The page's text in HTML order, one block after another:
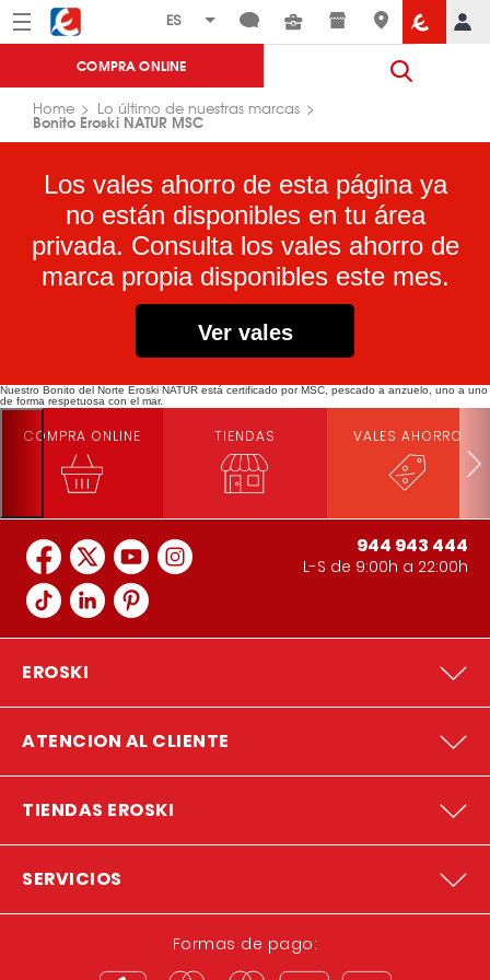
Menú Eroski
COMPRA ONLINE
Home Lo último de nuestras marcas
Bonito Eroski NATUR MSC
Los vales ahorro de esta página ya
no están disponibles en tu área
privada. Consulta los vales ahorro de
marca propia disponibles este mes.
Ver vales
Nuestro Bonito del Norte Eroski NATUR está certificado por MSC, pescado a anzuelo, uno a uno
de forma respetuosa con el mar.
COMPRA ONLINE TIENDAS VALES AHORRO
944 943 444
L-S de 9:00h a 22:00h
EROSKI
ATENCION AL CLIENTE
TIENDAS EROSKI
SERVICIOS
Formas de pago: